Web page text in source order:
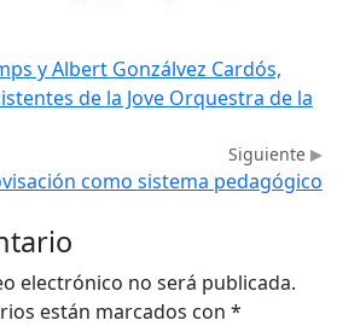
y Albert Gonzálvez Cardós,
de la Jove Orquestra de la
Siguiente
como sistema pedagógico
electrónico no será publicada.
están marcados con *